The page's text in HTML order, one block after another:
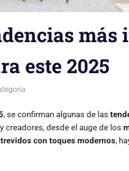
más
este 2025
, se confirman algunas de las
creadores, desde el auge de los
con toques modernos,